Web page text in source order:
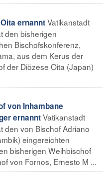
ernanntVatikanstadt
den bisherigen
Bischofskonferenz,
aus dem Kerus der
der Diözese Oita (Japan)
von Inhambane
ernanntVatikanstadt
den von Bischof Adriano
eingereichten
bisherigen Weihbischof
von Fornos, Ernesto M ...